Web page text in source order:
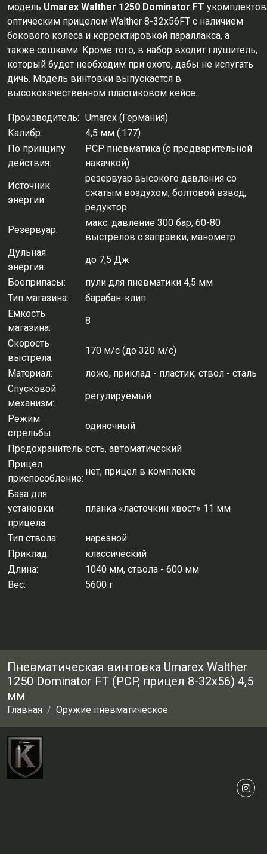
модель Umarex Walther 1250 Dominator FT
оптическим прицелом Walther 8-32х56FT с наличием
бокового колеса и корректировкой параллакса, а
также сошками. Кроме того, в набор входит глушитель,
который будет необходим при охоте, дабы не испугать
дичь. Модель винтовки выпускается в
высококачественном пластиковом кейсе.
Производитель: Umarex (Германия)
Калибр:
4,5 мм (.177)
По принципу
действия:
PCP пневматика (с предварительной
накачкой)
Источник
энергии:
резервуар высокого давления со
сжатым воздухом, болтовой взвод,
редуктор
Резервуар:
макс. давление 300 бар, 60-80
выстрелов с заправки, манометр
Дульная
энергия:
до 7,5 Дж
Боеприпасы:
пули для пневматики 4,5 мм
Тип магазина:
барабан-клип
Емкость
магазина:
8
Скорость
выстрела:
170 м/с (до 320 м/с)
Материал:
ложе, приклад - пластик; ствол - сталь
Спусковой
механизм:
регулируемый
Режим
стрельбы:
одиночный
Предохранитель:есть, автоматический
Прицел.
приспособление:
нет, прицел в комплекте
База для
установки
прицела:
планка «ласточкин хвост» 11 мм
Тип ствола:
нарезной
Приклад:
классический
Длина:
1040 мм, ствола - 600 мм
Вес:
5600 г
Пневматическая винтовка Umarex Walther
1250 Dominator FT (PCP, прицел 8-32x56) 4,5
мм
Главная Оружие пневматическое